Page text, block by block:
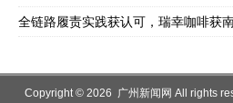
全链路履责实践获认可，瑞幸咖啡获
Copyright © 2026 广州新闻网 All rights